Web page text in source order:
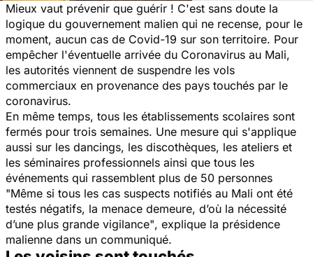
Mieux vaut prévenir que guérir ! C'est sans doute la
logique du gouvernement malien qui ne recense, pour le
moment, aucun cas de Covid-19 sur son territoire. Pour
empêcher l'éventuelle arrivée du Coronavirus au Mali,
les autorités viennent de suspendre les vols
commerciaux en provenance des pays touchés par le
coronavirus.
En même temps, tous les établissements scolaires sont
fermés pour trois semaines. Une mesure qui s'applique
aussi sur les dancings, les discothèques, les ateliers et
les séminaires professionnels ainsi que tous les
événements qui rassemblent plus de 50 personnes
"Même si tous les cas suspects notifiés au Mali ont été
testés négatifs, la menace demeure, d’où la nécessité
d’une plus grande vigilance", explique la présidence
malienne dans un communiqué.